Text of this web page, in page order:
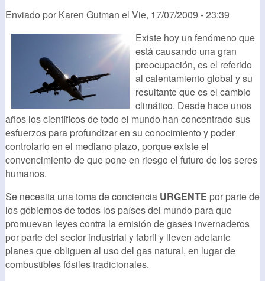
Enviado por Karen Gutman el Vie, 17/07/2009 - 23:39
Existe hoy un fenómeno que
está causando una gran
preocupación, es el referido
al calentamiento global y su
resultante que es el cambio
climático. Desde hace unos
años los científicos de todo el mundo han concentrado sus
esfuerzos para profundizar en su conocimiento y poder
controlarlo en el mediano plazo, porque existe el
convencimiento de que pone en riesgo el futuro de los seres
humanos.
Se necesita una toma de conciencia URGENTE por parte de
los gobiernos de todos los países del mundo para que
promuevan leyes contra la emisión de gases invernaderos
por parte del sector industrial y fabril y lleven adelante
planes que obliguen al uso del gas natural, en lugar de
combustibles fósiles tradicionales.